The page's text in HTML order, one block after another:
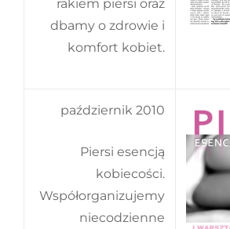
rakiem piersi oraz
dbamy o zdrowie i
komfort kobiet.
październik 2010
Piersi esencją
kobiecości.
Współorganizujemy
niecodzienne